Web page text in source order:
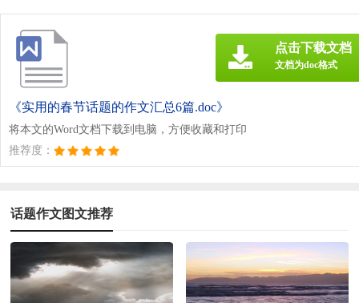
《实用的春节话题的作文汇总6篇.doc》
将本文的Word文档下载到电脑，方便收藏和打印
推荐度：
点击下载文档
文档为doc格式
话题作文图文推荐